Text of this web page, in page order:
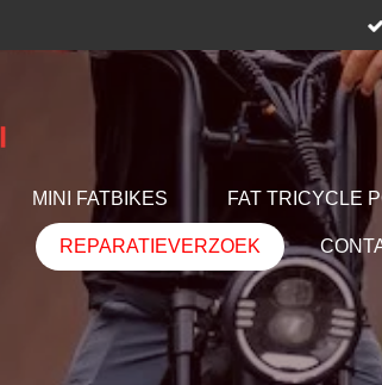
MINI FATBIKES FAT TRICYCLE
REPARATIEVERZOEK